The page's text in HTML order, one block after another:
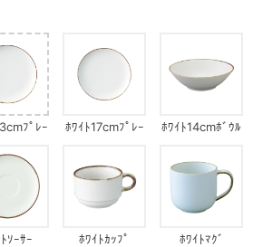
ﾌﾟﾚｰ
ﾎﾜｲﾄ17cmﾌﾟﾚｰ
ﾎﾜｲﾄ14cmﾎﾞｳﾙ
ｿｰｻｰ ﾎﾜｲﾄｶｯﾌﾟ ﾎﾜｲﾄﾏｸﾞ